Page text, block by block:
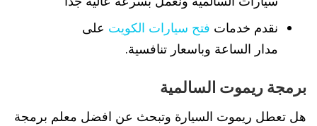
نقدم خدمات فتح سيارات الكويت على
مدار الساعة وباسعار تنافسية.
برمجة ريموت السالمية
هل تعطل ريموت السيارة وتبحث عن افضل معلم برمجة